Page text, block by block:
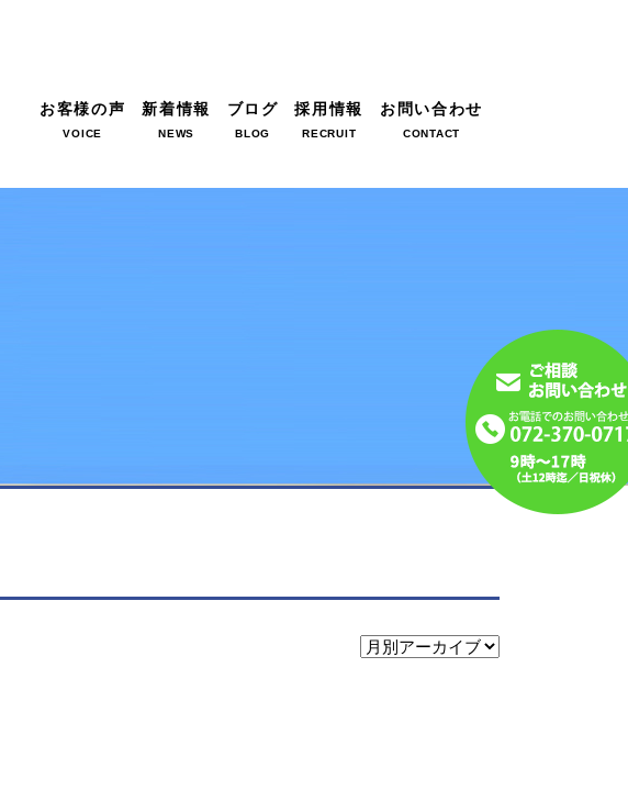
お客様の声
VOICE
新着情報
NEWS
ブログ
BLOG
採用情報
RECRUIT
お問い合わせ
CONTACT